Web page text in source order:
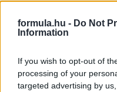
formula.hu - Do Not
Information
If you wish to opt-out of
processing of your
targeted advertising by
2005:Az
esélyesei. A BAR
győzelemre számít